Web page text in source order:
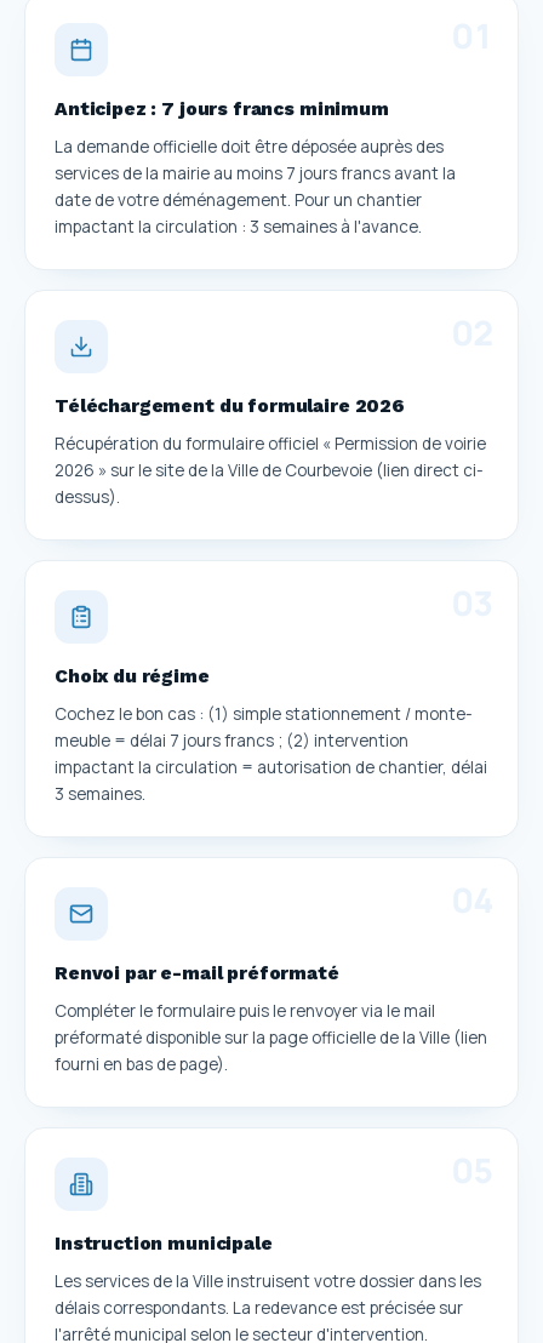
Anticipez : 7 jours francs minimum
La demande officielle doit être déposée auprès des
services de la mairie au moins 7 jours francs avant la
date de votre déménagement. Pour un chantier
impactant la circulation : 3 semaines à l'avance.
Téléchargement du formulaire 2026
Récupération du formulaire officiel « Permission de voirie
2026 » sur le site de la Ville de Courbevoie (lien direct ci-
dessus).
Choix du régime
Cochez le bon cas : (1) simple stationnement / monte-
meuble = délai 7 jours francs ; (2) intervention
impactant la circulation = autorisation de chantier, délai
3 semaines.
Renvoi par e-mail préformaté
Compléter le formulaire puis le renvoyer via le mail
préformaté disponible sur la page officielle de la Ville (lien
fourni en bas de page).
Instruction municipale
Les services de la Ville instruisent votre dossier dans les
délais correspondants. La redevance est précisée sur
l'arrêté municipal selon le secteur d'intervention.